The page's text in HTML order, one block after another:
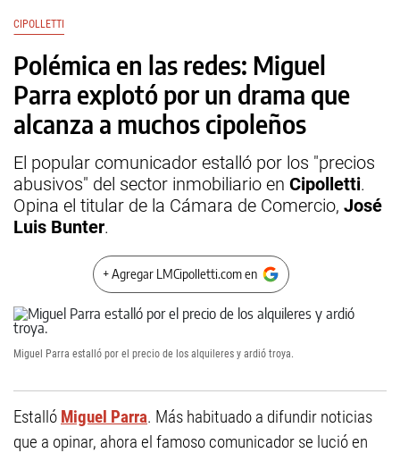
CIPOLLETTI
Polémica en las redes: Miguel
Parra explotó por un drama que
alcanza a muchos cipoleños
El popular comunicador estalló por los "precios
abusivos" del sector inmobiliario en Cipolletti.
Opina el titular de la Cámara de Comercio, José
Luis Bunter.
+ Agregar LMCipolletti.com en
Miguel Parra estalló por el precio de los alquileres y ardió troya.
Estalló Miguel Parra. Más habituado a difundir noticias
que a opinar, ahora el famoso comunicador se lució en